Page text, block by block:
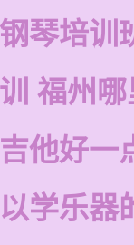
琴培训
福州
他好一
学乐器